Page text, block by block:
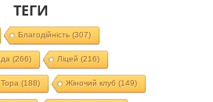
ТЕГИ
Благодійність(307)
(266) Ліцей (216)
(188) Жіночий клуб (149)